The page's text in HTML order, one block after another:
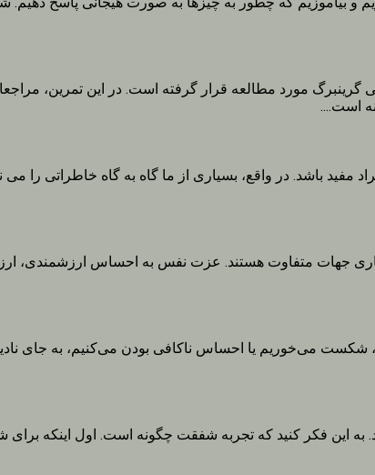
مورد مطالعه قرار گرفته است. در این تمرین،
است....
باشد. در واقع، بسیاری از ما گاه به گاه خاطراتی را
جهات متفاوت هستند. عزت نفس به احساس ارزشمندی،
می‌خوریم یا احساس ناکافی بودن می‌کنیم، به جای
این فکر کنید که تجربه شفقت چگونه است. اول اینکه برای